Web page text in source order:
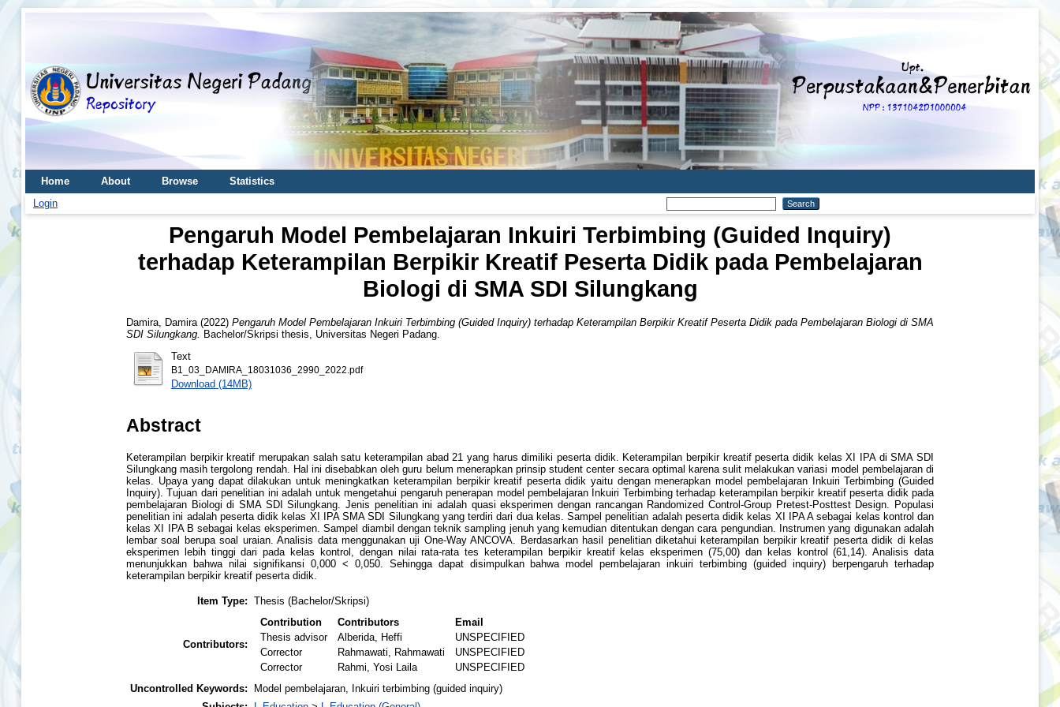
Home About Browse
Statistics
Login
Pengaruh Model Pembelajaran Inkuiri Terbimbing (Guided Inquiry)
terhadap Keterampilan Berpikir Kreatif Peserta Didik pada Pembelajaran
Biologi di SMA SDI Silungkang
Damira, Damira (2022) Pengaruh Model Pembelajaran Inkuiri Terbimbing (Guided Inquiry) terhadap Keterampilan Berpikir Kreatif Peserta Didik pada Pembelajaran Biologi di SMA
SDI Silungkang.
Bachelor/Skripsi thesis, Universitas Negeri Padang.
Text
B1_03_DAMIRA_18031036_2990_2022.pdf
Download (14MB)
Abstract
Keterampilan berpikir kreatif merupakan salah satu keterampilan abad 21 yang harus dimiliki peserta didik. Keterampilan berpikir kreatif peserta didik kelas XI IPA di SMA SDI
Silungkang masih tergolong rendah. Hal ini disebabkan oleh guru belum menerapkan prinsip student center secara optimal karena sulit melakukan variasi model pembelajaran di
kelas. Upaya yang dapat dilakukan untuk meningkatkan keterampilan berpikir kreatif peserta didik yaitu dengan menerapkan model pembelajaran Inkuiri Terbimbing (Guided
Inquiry). Tujuan dari penelitian ini adalah untuk mengetahui pengaruh penerapan model pembelajaran Inkuiri Terbimbing terhadap keterampilan berpikir kreatif peserta didik pada
pembelajaran Biologi di SMA SDI Silungkang. Jenis penelitian ini adalah quasi eksperimen dengan rancangan Randomized Control-Group Pretest-Posttest Design. Populasi
penelitian ini adalah peserta didik kelas XI IPA SMA SDI Silungkang yang terdiri dari dua kelas. Sampel penelitian adalah peserta didik kelas XI IPA A sebagai kelas kontrol dan
kelas XI IPA B sebagai kelas eksperimen. Sampel diambil dengan teknik sampling jenuh yang kemudian ditentukan dengan cara pengundian. Instrumen yang digunakan adalah
lembar soal berupa soal uraian. Analisis data menggunakan uji One-Way ANCOVA. Berdasarkan hasil penelitian diketahui keterampilan berpikir kreatif peserta didik di kelas
eksperimen lebih tinggi dari pada kelas kontrol, dengan nilai rata-rata tes keterampilan berpikir kreatif kelas eksperimen (75,00) dan kelas kontrol (61,14). Analisis data
menunjukkan bahwa nilai signifikansi 0,000 < 0,050. Sehingga dapat disimpulkan bahwa model pembelajaran inkuiri terbimbing (guided inquiry) berpengaruh terhadap
keterampilan berpikir kreatif peserta didik.
Item Type: Thesis (Bachelor/Skripsi)
Contributors:
Contribution Contributors
Email
Thesis advisor
Alberida, Heffi
UNSPECIFIED
Corrector
Rahmawati, Rahmawati
UNSPECIFIED
Corrector
Rahmi, Yosi Laila
UNSPECIFIED
Uncontrolled Keywords:
Model pembelajaran, Inkuiri terbimbing (guided inquiry)